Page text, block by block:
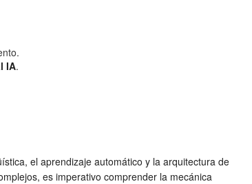
IA.
el aprendizaje automático y la arquitectura de
es imperativo comprender la mecánica